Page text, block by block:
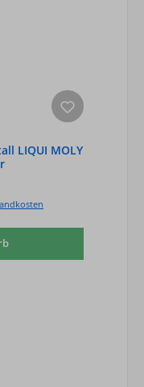
LIQUI MOLY